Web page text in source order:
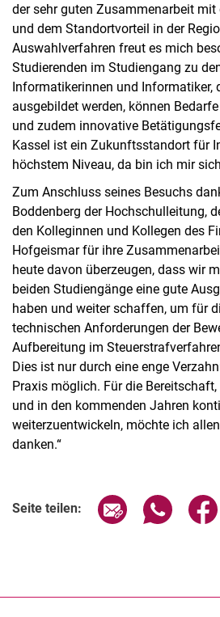
der sehr guten Zusammenarbeit mit
und dem Standortvorteil in der
Auswahlverfahren freut es mich
Studierenden im Studiengang zu
Informatikerinnen und Informatiker,
ausgebildet werden, können
und zudem innovative
Kassel ist ein Zukunftsstandort für
höchstem Niveau, da bin ich mir
Zum Anschluss seines Besuchs
Boddenberg der Hochschulleitung,
den Kolleginnen und Kollegen des
Hofgeismar für ihre
heute davon überzeugen, dass wir
beiden Studiengänge eine gute
haben und weiter schaffen, um für
technischen Anforderungen der
Aufbereitung im
Dies ist nur durch eine enge
Praxis möglich. Für die
und in den kommenden Jahren
weiterzuentwickeln, möchte ich
danken.“
Seite teilen: Seite über E-
Seite